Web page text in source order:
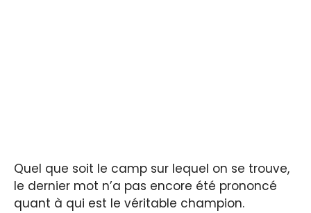
Quel que soit le camp sur lequel on se trouve,
le dernier mot n’a pas encore été prononcé
quant à qui est le véritable champion.